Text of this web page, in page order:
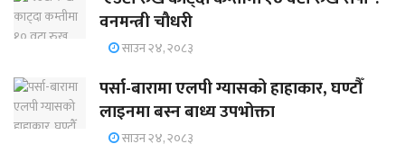
वनमन्त्री चौधरी
साउन २४, २०८३
पर्सा-बारामा एलपी ग्यासको हाहाकार, घण्टौँ
लाइनमा बस्न बाध्य उपभोक्ता
साउन २४, २०८३